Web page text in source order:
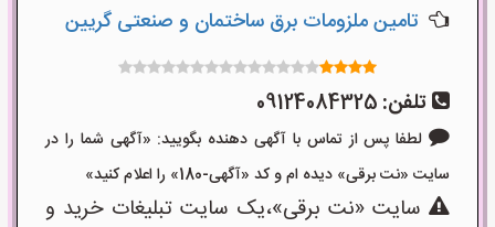
تامین ملزومات برق ساختمان و صنعتی گریین
تلفن: 09124084325
لطفا پس از تماس با آگهی دهنده بگویید: «آگهی شما را در
سایت «نت برقی» دیده ام و کد «آگهی-180» را اعلام کنید»
سایت «نت برقی»،یک سایت تبلیغات خرید و